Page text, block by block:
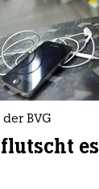
BVG
es